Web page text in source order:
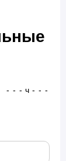
- - - ч - - -